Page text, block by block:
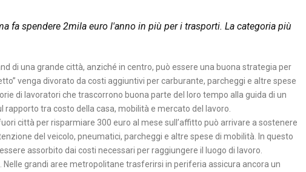
fa spendere 2mila euro l'anno in più per i trasporti. La categoria più
di una grande città, anziché in centro, può essere una buona strategia per
venga divorato da costi aggiuntivi per carburante, parcheggi e altre spese
di lavoratori che trascorrono buona parte del loro tempo alla guida di un
rapporto tra costo della casa, mobilità e mercato del lavoro.
città per risparmiare 300 euro al mese sull’affitto può arrivare a sostenere
del veicolo, pneumatici, parcheggi e altre spese di mobilità. In questo
assorbito dai costi necessari per raggiungere il luogo di lavoro.
grandi aree metropolitane trasferirsi in periferia assicura ancora un